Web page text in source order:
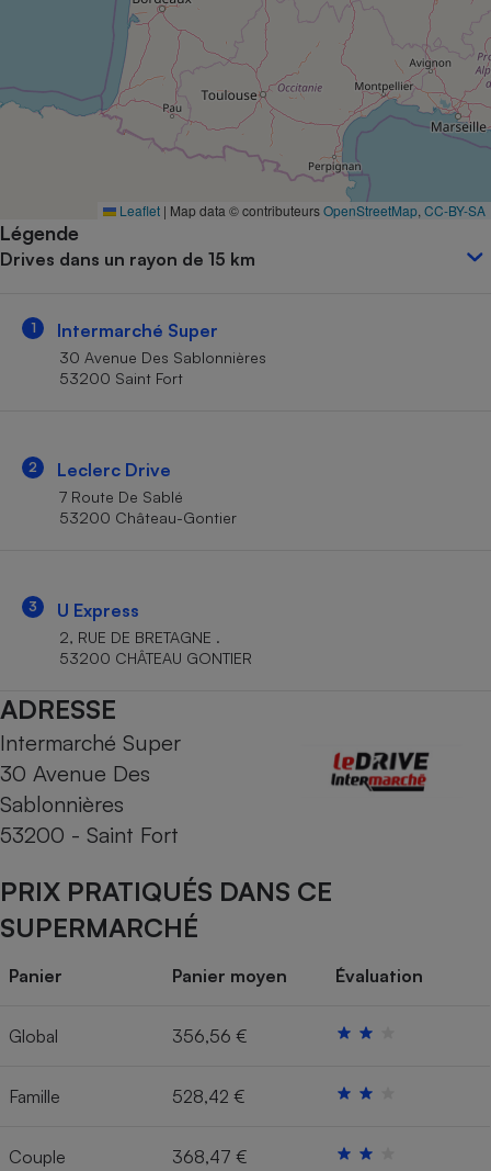
Leaflet | Map data © contributeursOpenStreetMap CC-BY-SA
Légende
Drives dans un rayon de 15 km
1 Intermarché Super
30 Avenue Des Sablonnières
53200 Saint Fort
2 Leclerc Drive
7 Route De Sablé
53200 Château-Gontier
3 U Express
2, RUE DE BRETAGNE .
53200 CHÂTEAU GONTIER
ADRESSE
Intermarché Super
30 Avenue Des
Sablonnières
53200 - Saint Fort
PRIX PRATIQUÉS DANS CE
SUPERMARCHÉ
Panier Panier moyen Évaluation
Global 356,56 €
Famille 528,42 €
Couple 368,47 €
Complément
alimentaire
Assurance emprunteur
Banque
Petit électroménager -
Climatiseur -
Ventilateur
Matelas
Mutuelle